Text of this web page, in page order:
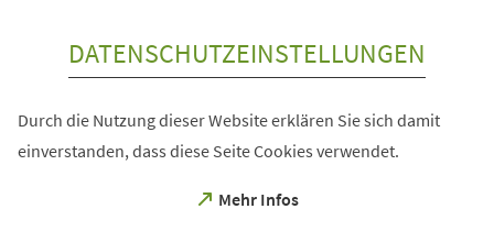
DATENSCHUTZEINSTELLUNGEN
Durch die Nutzung dieser Website erklären Sie sich damit
einverstanden, dass diese Seite Cookies verwendet.
Mehr Infos
(Öffnet